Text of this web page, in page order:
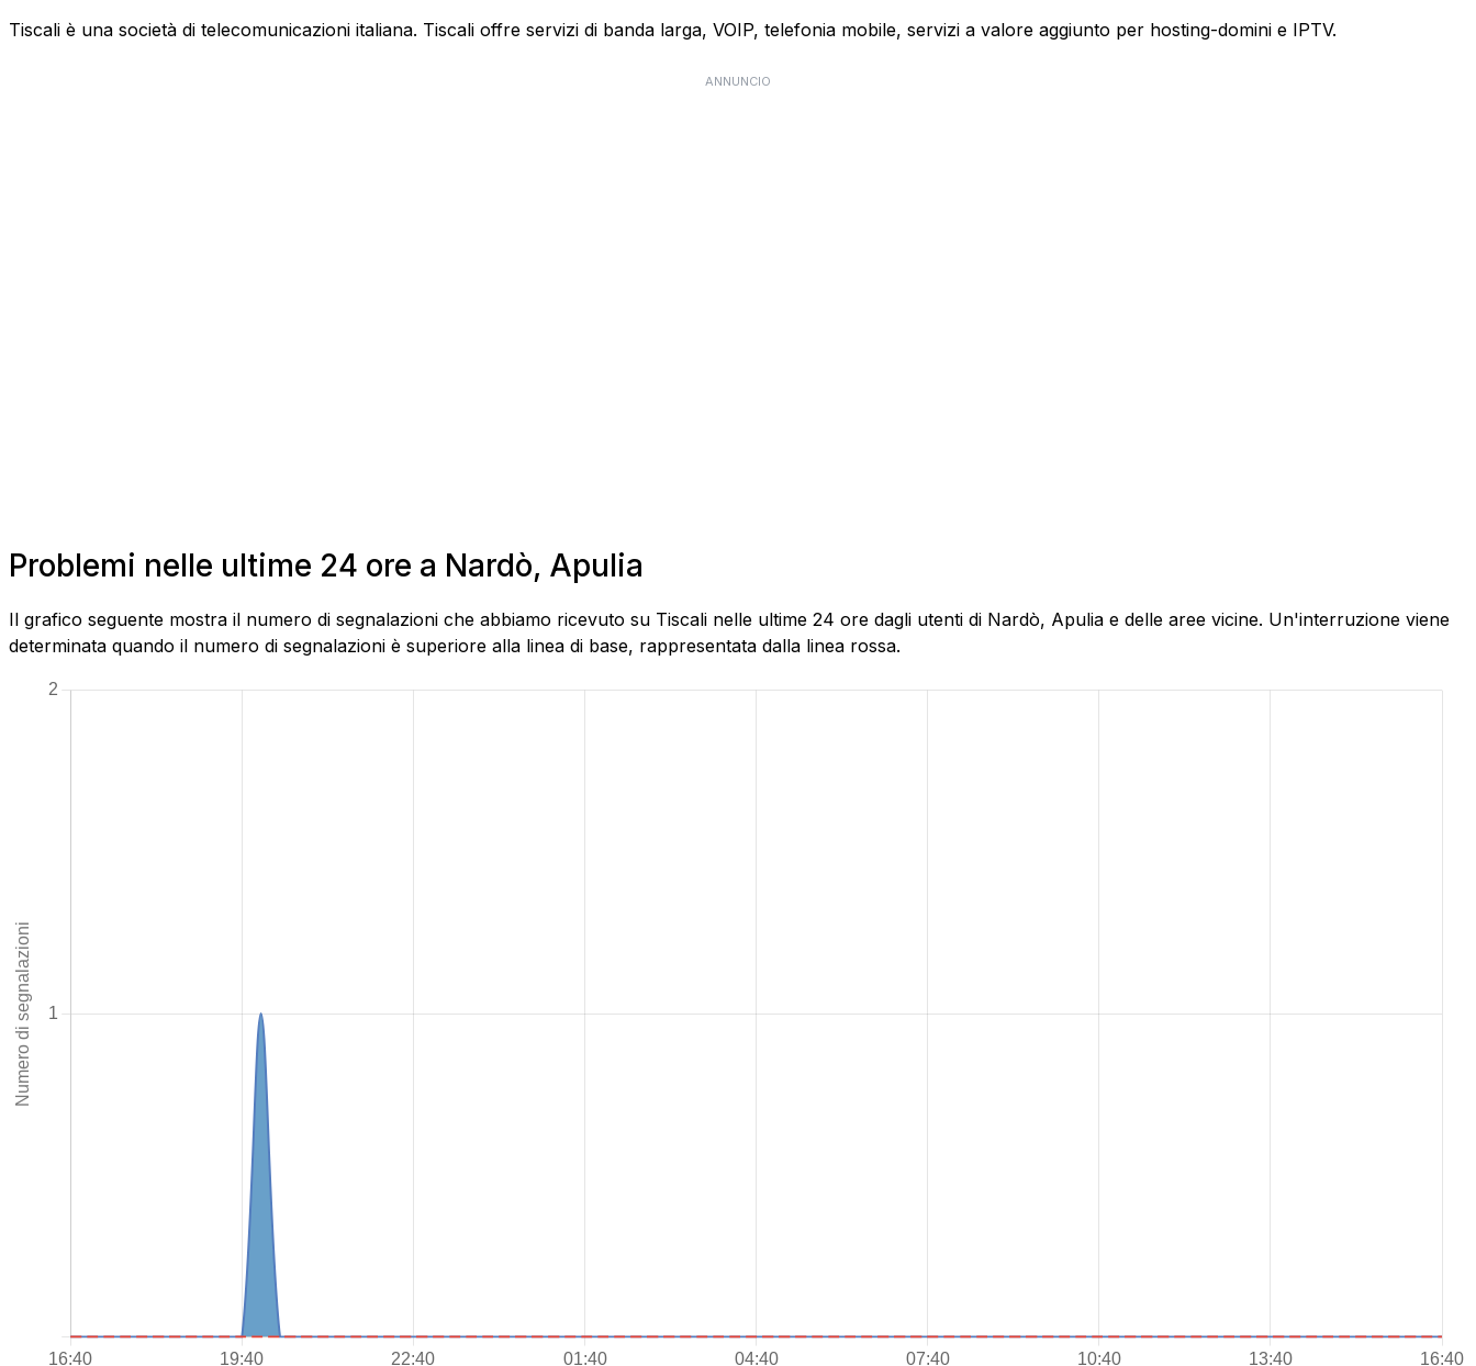
Tiscali è una società di telecomunicazioni italiana. Tiscali offre servizi di banda larga, VOIP, telefonia mobile, servizi a valore aggiunto per hosting-domini e IPTV.
ANNUNCIO
Problemi nelle ultime 24 ore a Nardò, Apulia
Il grafico seguente mostra il numero di segnalazioni che abbiamo ricevuto su Tiscali nelle ultime 24 ore dagli utenti di Nardò, Apulia e delle aree vicine. Un'interruzione viene
determinata quando il numero di segnalazioni è superiore alla linea di base, rappresentata dalla linea rossa.